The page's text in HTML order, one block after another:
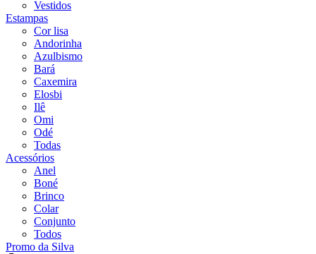
Vestidos
Estampas
Cor lisa
Andorinha
Azulbismo
Bará
Caxemira
Elosbi
Ilê
Omi
Odé
Todas
Acessórios
Anel
Boné
Brinco
Colar
Conjunto
Todos
Promo da Silva